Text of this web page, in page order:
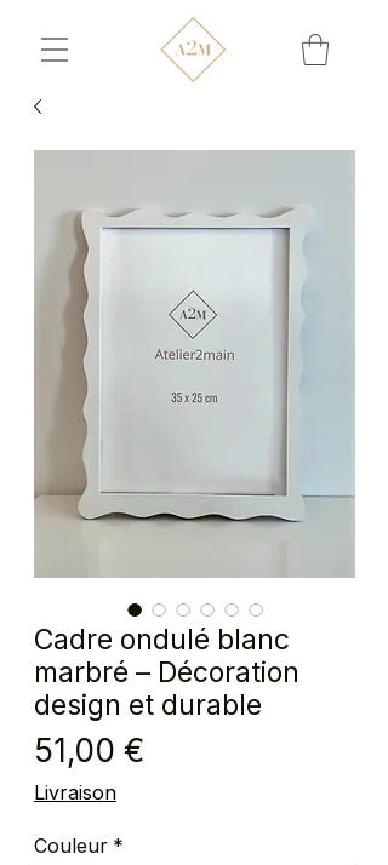
Cadre ondulé blanc
marbré – Décoration
design et durable
51,00 €
Livraison
Couleur *